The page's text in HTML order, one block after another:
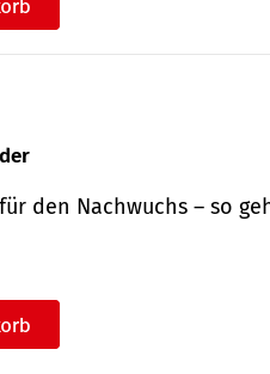
den Nachwuchs – so